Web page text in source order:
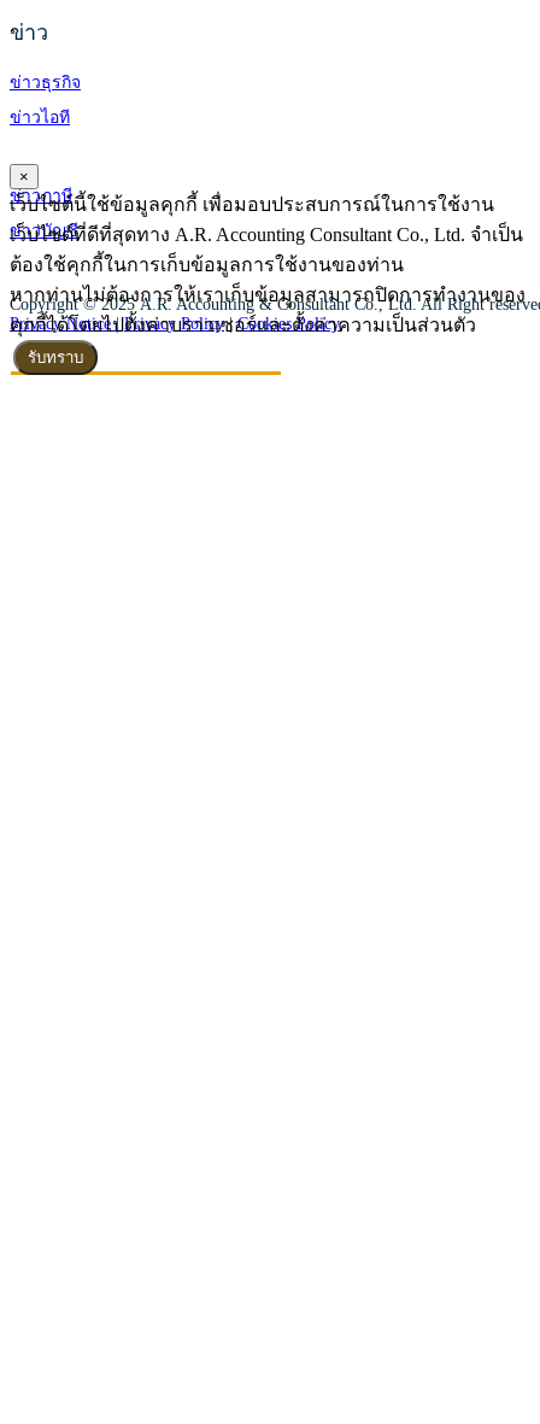
ข่าว
ข่าวธุรกิจ
ข่าวไอที
ข่าวภาษี
ข่าวบัญชี
Copyright © 2025 A.R. Accounting & Consultant Co., Ltd. All Right
Privacy Notice | Privacy Policy|Cookies Policy
×
เว็บไซต์นี้ใช้ข้อมูลคุกกี้ เพื่อมอบประสบการณ์ในการใช้งาน
เว็บไซต์ที่ดีที่สุดทาง A.R. Accounting Consultant Co., Ltd. จำเป็น
ต้องใช้คุกกี้ในการเก็บข้อมูลการใช้งานของท่าน
หากท่านไม่ต้องการให้เราเก็บข้อมูลสามารถปิดการทำงานของ
คุกกี้ได้โดยไปตั้งค่าบราวเซอร์และตั้งค่าความเป็นส่วนตัว
รับทราบ